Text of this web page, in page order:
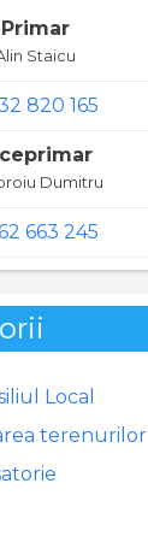
Primar
Staicu
820 165
Dumitru
663 245
Local
terenurilor